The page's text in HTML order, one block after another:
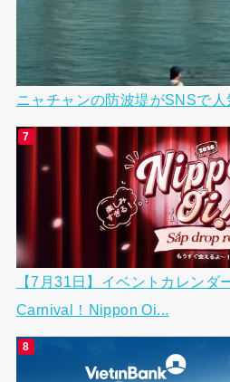
ニャチャンの防波堤がSNSで
【7月31日】イベントカレンダ
Carnival！Nippon Oi...